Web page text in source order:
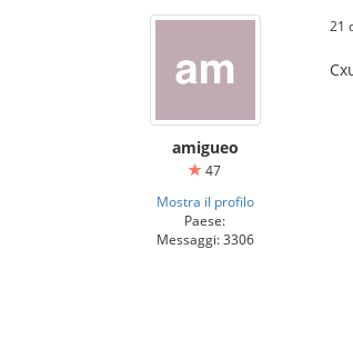
amigueo
47
Mostra il profilo
Paese:
Messaggi: 3306
21